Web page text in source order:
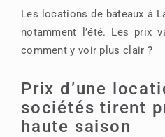
Les locations de bateaux à
notamment l’été. Les prix
comment y voir plus clair ?
Prix d’une
sociétés tirent
haute saison